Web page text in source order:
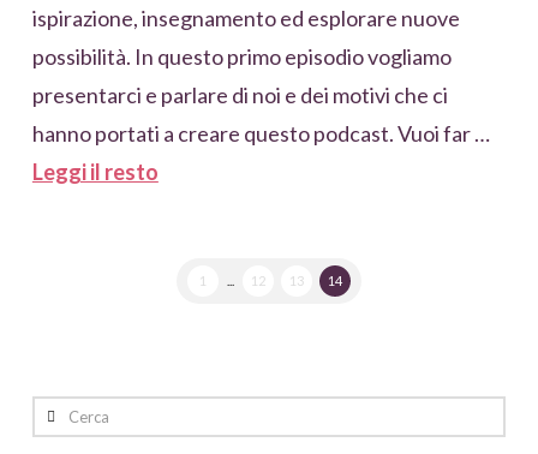
ispirazione, insegnamento ed esplorare nuove
possibilità. In questo primo episodio vogliamo
presentarci e parlare di noi e dei motivi che ci
hanno portati a creare questo podcast. Vuoi far …
Leggi il resto
1 12 13 14
Cerca